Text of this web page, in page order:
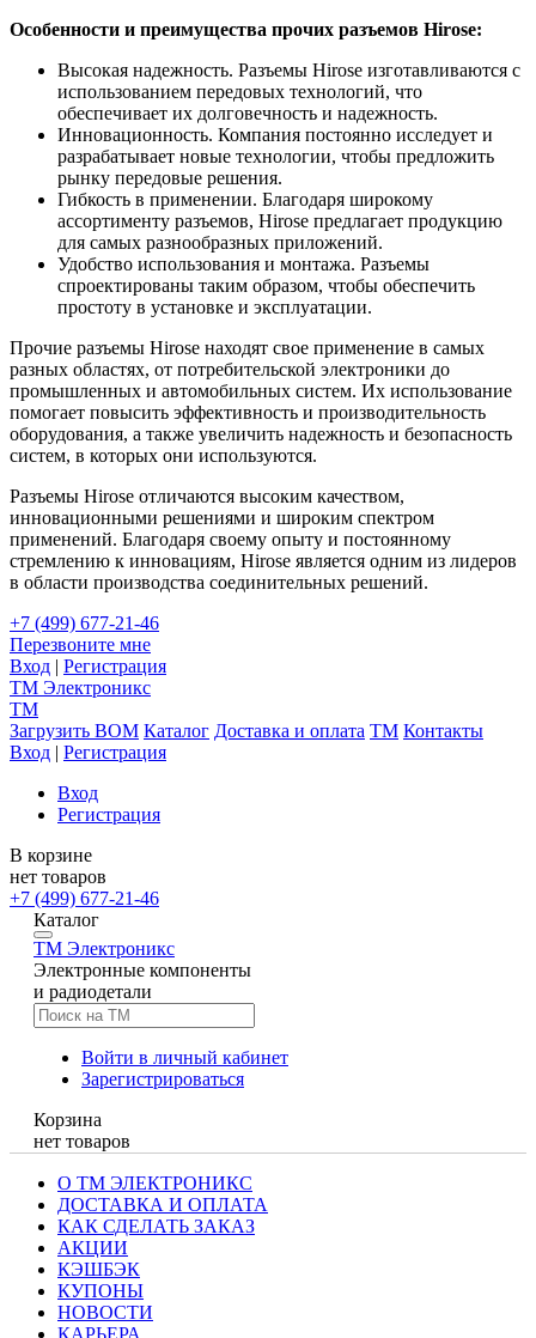
Особенности и преимущества прочих разъемов Hirose:
Высокая надежность. Разъемы Hirose изготавливаются с
использованием передовых технологий, что
обеспечивает их долговечность и надежность.
Инновационность. Компания постоянно исследует и
разрабатывает новые технологии, чтобы предложить
рынку передовые решения.
Гибкость в применении. Благодаря широкому
ассортименту разъемов, Hirose предлагает продукцию
для самых разнообразных приложений.
Удобство использования и монтажа. Разъемы
спроектированы таким образом, чтобы обеспечить
простоту в установке и эксплуатации.
Прочие разъемы Hirose находят свое применение в самых
разных областях, от потребительской электроники до
промышленных и автомобильных систем. Их использование
помогает повысить эффективность и производительность
оборудования, а также увеличить надежность и безопасность
систем, в которых они используются.
Разъемы Hirose отличаются высоким качеством,
инновационными решениями и широким спектром
применений. Благодаря своему опыту и постоянному
стремлению к инновациям, Hirose является одним из лидеров
в области производства соединительных решений.
+7 (499) 677-21-46
Перезвоните мне
Вход | Регистрация
TM Электроникс
TM
Загрузить BOM Каталог Доставка и оплата TM Контакты
Вход | Регистрация
Вход
Регистрация
В корзине
нет товаров
+7 (499) 677-21-46
Каталог
TM Электроникс
Электронные компоненты
и радиодетали
Войти в личный кабинет
Зарегистрироваться
Корзина
нет товаров
О ТМ ЭЛЕКТРОНИКС
ДОСТАВКА И ОПЛАТА
КАК СДЕЛАТЬ ЗАКАЗ
АКЦИИ
КЭШБЭК
КУПОНЫ
НОВОСТИ
КАРЬЕРА